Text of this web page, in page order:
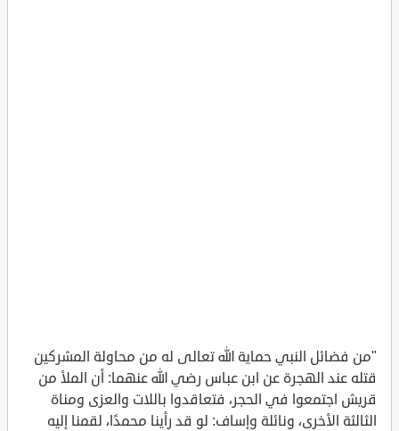
"من فضائل النبي حماية الله تعالى له من محاولة المشركين
قتله عند الهجرة عن ابن عباس رضي الله عنهما: أن الملأ من
قريش اجتمعوا في الحجر، فتعاقدوا باللات والعزى ومناة
الثالثة الأخرى، ونائلة وإساف: لو قد رأينا محمدًا، لقمنا إليه